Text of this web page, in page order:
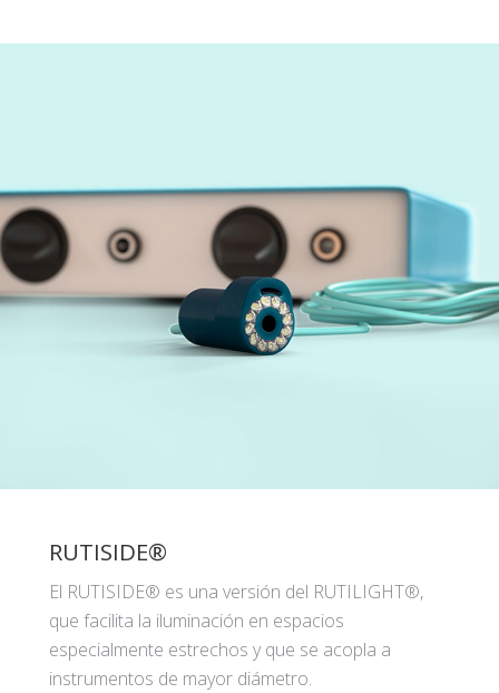
RUTISIDE®
El RUTISIDE® es una versión del RUTILIGHT®,
que facilita la iluminación en espacios
especialmente estrechos y que se acopla a
instrumentos de mayor diámetro.